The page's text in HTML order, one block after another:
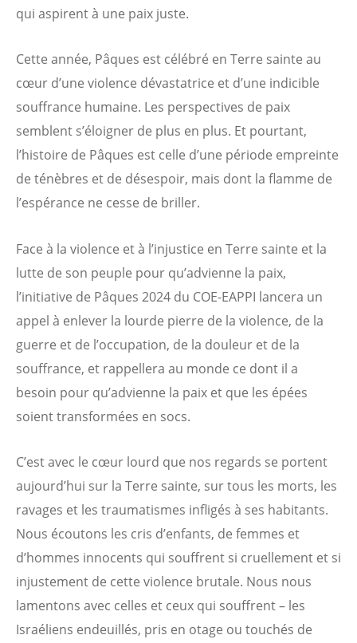
qui aspirent à une paix juste.
Cette année, Pâques est célébré en Terre sainte au
cœur d’une violence dévastatrice et d’une indicible
souffrance humaine. Les perspectives de paix
semblent s’éloigner de plus en plus. Et pourtant,
l’histoire de Pâques est celle d’une période empreinte
de ténèbres et de désespoir, mais dont la flamme de
l’espérance ne cesse de briller.
Face à la violence et à l’injustice en Terre sainte et la
lutte de son peuple pour qu’advienne la paix,
l’initiative de Pâques 2024 du COE-EAPPI lancera un
appel à enlever la lourde pierre de la violence, de la
guerre et de l’occupation, de la douleur et de la
souffrance, et rappellera au monde ce dont il a
besoin pour qu’advienne la paix et que les épées
soient transformées en socs.
C’est avec le cœur lourd que nos regards se portent
aujourd’hui sur la Terre sainte, sur tous les morts, les
ravages et les traumatismes infligés à ses habitants.
Nous écoutons les cris d’enfants, de femmes et
d’hommes innocents qui souffrent si cruellement et si
injustement de cette violence brutale. Nous nous
lamentons avec celles et ceux qui souffrent – les
Israéliens endeuillés, pris en otage ou touchés de